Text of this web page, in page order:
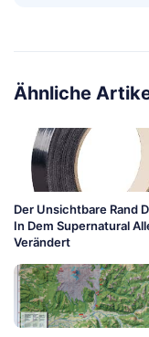
Ähnliche
Der Unsichtbare Rand
In Dem Supernatural
Verändert